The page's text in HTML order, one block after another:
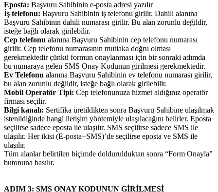
Eposta: Başvuru Sahibinin e-posta adresi yazılır
İş telefonu: Başvuru Sahibinin iş telefonu girilir. Dahili alanına
Başvuru Sahibinin dahili numarası girilir. Bu alan zorunlu değildir,
isteğe bağlı olarak girilebilir.
Cep telefonu alanına Başvuru Sahibinin cep telefonu numarası
girilir. Cep telefonu numarasının mutlaka doğru olması
gerekmektedir çünkü formun onaylanması için bir sonraki adımda
bu numaraya gelen SMS Onay Kodunun girilmesi gerekmektedir.
Ev Telefonu alanına Başvuru Sahibinin ev telefonu numarası girilir,
bu alan zorunlu değildir, isteğe bağlı olarak girilebilir.
Mobil Operatör Tipi: Cep telefonunuza hizmet aldığınız operatör
firması seçilir.
Bilgi kanalı: Sertifika üretildikten sonra Başvuru Sahibine ulaşılmak
istenildiğinde hangi iletişim yöntemiyle ulaşılacağını belirler. Eposta
seçilirse sadece eposta ile ulaşılır. SMS seçilirse sadece SMS ile
ulaşılır. Her ikisi (E-posta+SMS)’de seçilirse eposta ve SMS ile
ulaşılır.
Tüm alanlar belirtilen biçimde doldurulduktan sonra “Form Onayla”
butonuna basılır.
ADIM 3: SMS ONAY KODUNUN GİRİLMESİ